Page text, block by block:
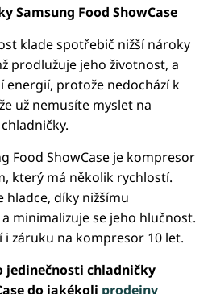
Samsung Food ShowCase
klade spotřebič nižší nároky
prodlužuje jeho životnost, a
energií, protože nedochází k
už nemusíte myslet na
Food ShowCase je kompresor
který má několik rychlostí.
díky nižšímu
minimalizuje se jeho hlučnost.
záruku na kompresor 10 let.
jedinečnosti chladničky
do jakékoli prodejny